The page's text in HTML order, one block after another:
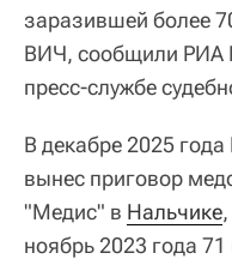
заразившей более
ВИЧ, сообщили РИА
пресс-службе
В декабре 2025
вынес приговор
"Медис" в Нальчике
ноябрь 2023 года